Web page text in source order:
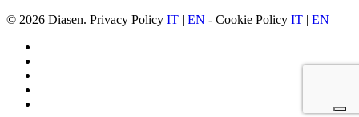
© 2026 Diasen. Privacy Policy IT | EN - Cookie Policy IT | EN